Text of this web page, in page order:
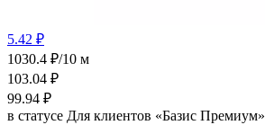
5.42 ₽
1030.4 ₽/10 м
103.04 ₽
99.94 ₽
в статусе Для клиентов «Базис Премиум»